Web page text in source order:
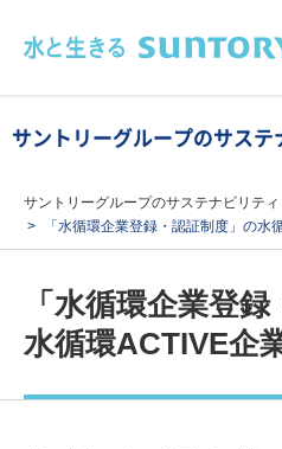
サントリーグループのサステ
サントリーグループのサステナビリティ
「水循環企業登録・認証制度」の水
「水循環企業登
水循環ACTIVE企